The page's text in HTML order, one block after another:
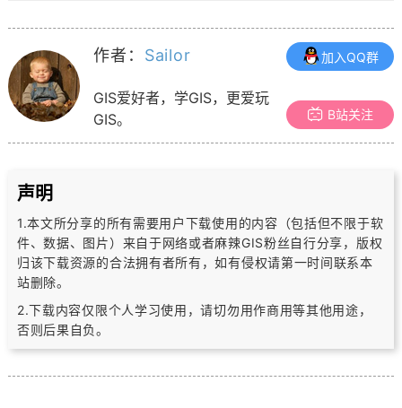
作者： Sailor
GIS爱好者，学GIS，更爱玩
GIS。
加入QQ群
B站关注
声明
1.本文所分享的所有需要用户下载使用的内容（包括但不限于软
件、数据、图片） 来自于网络或者麻辣GIS粉丝自行分享，版权
归该下载资源的合法拥有者所有，如有侵权请第一时间联系本
站删除。
2.下载内容仅限个人学习使用，请切勿用作商用等其他用途，
否则后果自负。